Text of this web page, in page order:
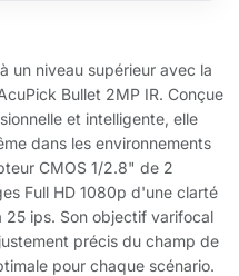
un niveau supérieur avec la
Bullet 2MP IR. Conçue
et intelligente, elle
dans les environnements
CMOS 1/2.8" de 2
Full HD 1080p d'une clarté
ips. Son objectif varifocal
précis du champ de
pour chaque scénario.